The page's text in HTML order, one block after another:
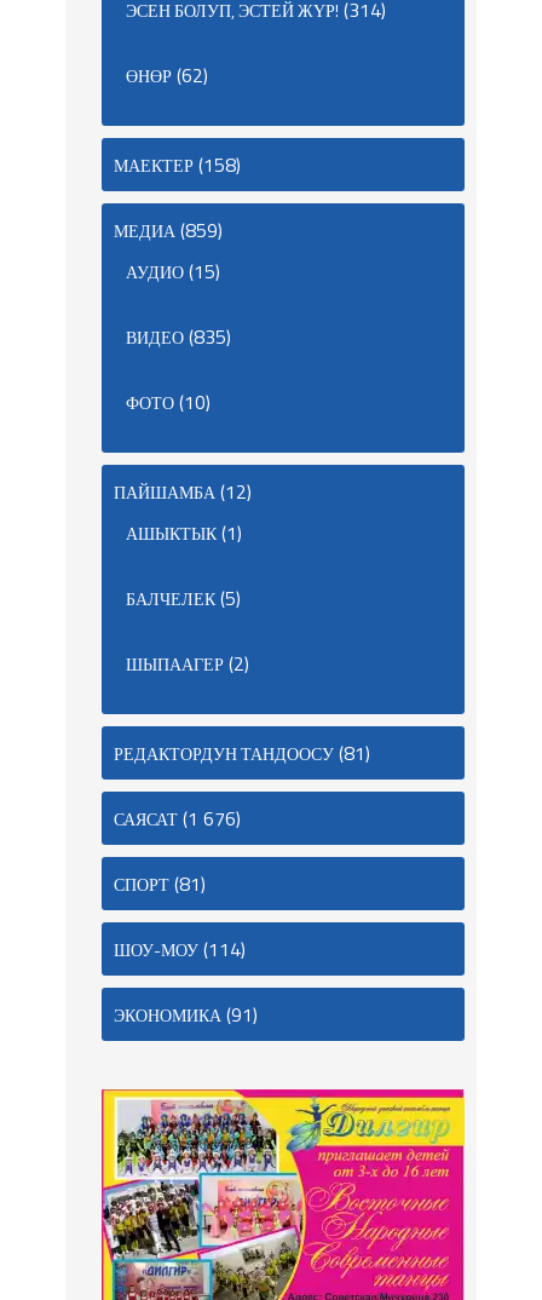
ЭСЕН БОЛУП, ЭСТЕЙ ЖҮР! (314)
ӨНӨР(62)
МАЕКТЕР(158)
МЕДИА(859)
АУДИО(15)
ВИДЕО(835)
ФОТО(10)
ПАЙШАМБА(12)
АШЫКТЫК(1)
БАЛЧЕЛЕК(5)
ШЫПААГЕР(2)
РЕДАКТОРДУН ТАНДООСУ(81)
САЯСАТ(1 676)
СПОРТ(81)
ШОУ-МОУ(114)
ЭКОНОМИКА(91)